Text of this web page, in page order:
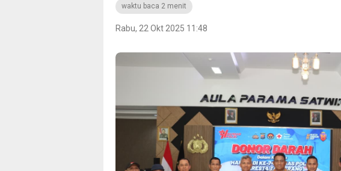
waktu baca 2 menit
Rabu, 22 Okt 2025 11:48